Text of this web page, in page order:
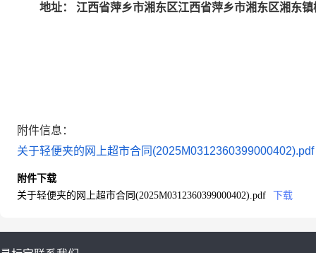
地址： 江西省萍乡市湘东区江西省萍乡市湘东区湘东镇
附件信息：
关于轻便夹的网上超市合同(2025M0312360399000402).pdf
附件下载
关于轻便夹的网上超市合同(2025M0312360399000402).pdf
下载